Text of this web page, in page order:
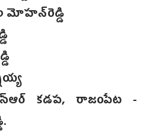
మోహ‌న్‌రెడ్డి
కడప, రాజంపేట -